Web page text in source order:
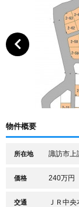
物件概要
所在地 諏訪市
価格 240万円
交通 ＪＲ中